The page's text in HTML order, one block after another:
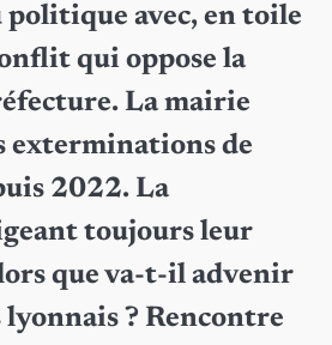
politique avec, en toile
qui oppose la
La mairie
exterminations de
2022. La
toujours leur
que va-t-il advenir
lyonnais ? Rencontre